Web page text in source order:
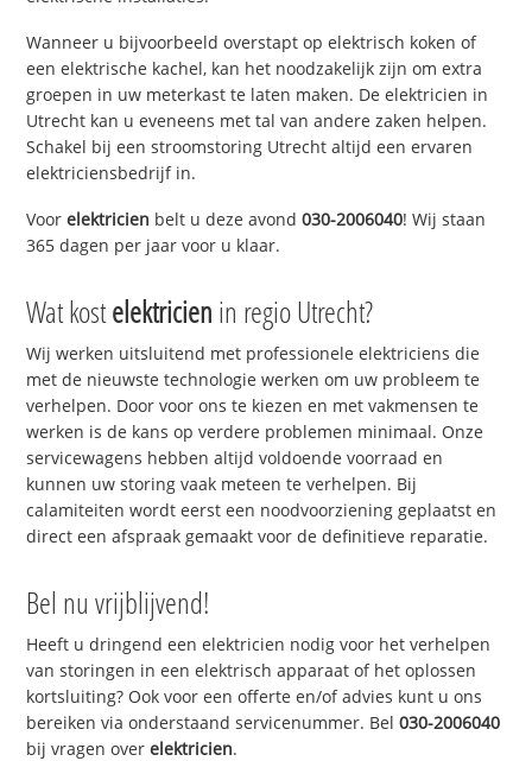
Wanneer u bijvoorbeeld overstapt op elektrisch koken of
een elektrische kachel, kan het noodzakelijk zijn om extra
groepen in uw meterkast te laten maken. De elektricien in
Utrecht kan u eveneens met tal van andere zaken helpen.
Schakel bij een stroomstoring Utrecht altijd een ervaren
elektriciensbedrijf in.
Voorelektricien belt u deze avond030-2006040! Wij staan
365 dagen per jaar voor u klaar.
Wat kostelektricien in regio Utrecht?
Wij werken uitsluitend met professionele elektriciens die
met de nieuwste technologie werken om uw probleem te
verhelpen. Door voor ons te kiezen en met vakmensen te
werken is de kans op verdere problemen minimaal. Onze
servicewagens hebben altijd voldoende voorraad en
kunnen uw storing vaak meteen te verhelpen. Bij
calamiteiten wordt eerst een noodvoorziening geplaatst en
direct een afspraak gemaakt voor de definitieve reparatie.
Bel nu vrijblijvend!
Heeft u dringend een elektricien nodig voor het verhelpen
van storingen in een elektrisch apparaat of het oplossen
kortsluiting? Ook voor een offerte en/of advies kunt u ons
bereiken via onderstaand servicenummer. Bel030-2006040
bij vragen overelektricien.